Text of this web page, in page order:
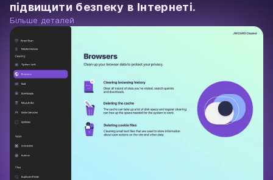
підвищити безпеку в Інтернеті.
Більше деталей